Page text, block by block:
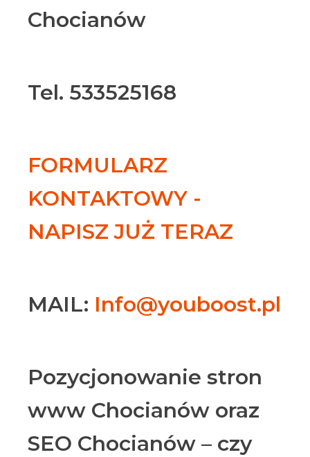
Chocianów
Tel. 533525168
FORMULARZ
KONTAKTOWY -
NAPISZ JUŻ TERAZ
MAIL: Info@youboost.pl
Pozycjonowanie stron
www Chocianów oraz
SEO Chocianów – czy